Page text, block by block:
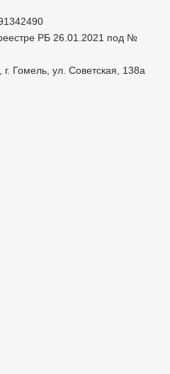
РБ 26.01.2021 под №
Гомель, ул. Советская, 138а